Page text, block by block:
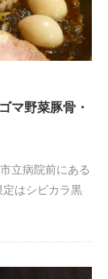
マ野菜豚骨・
立病院前にある
定はシビカラ黒